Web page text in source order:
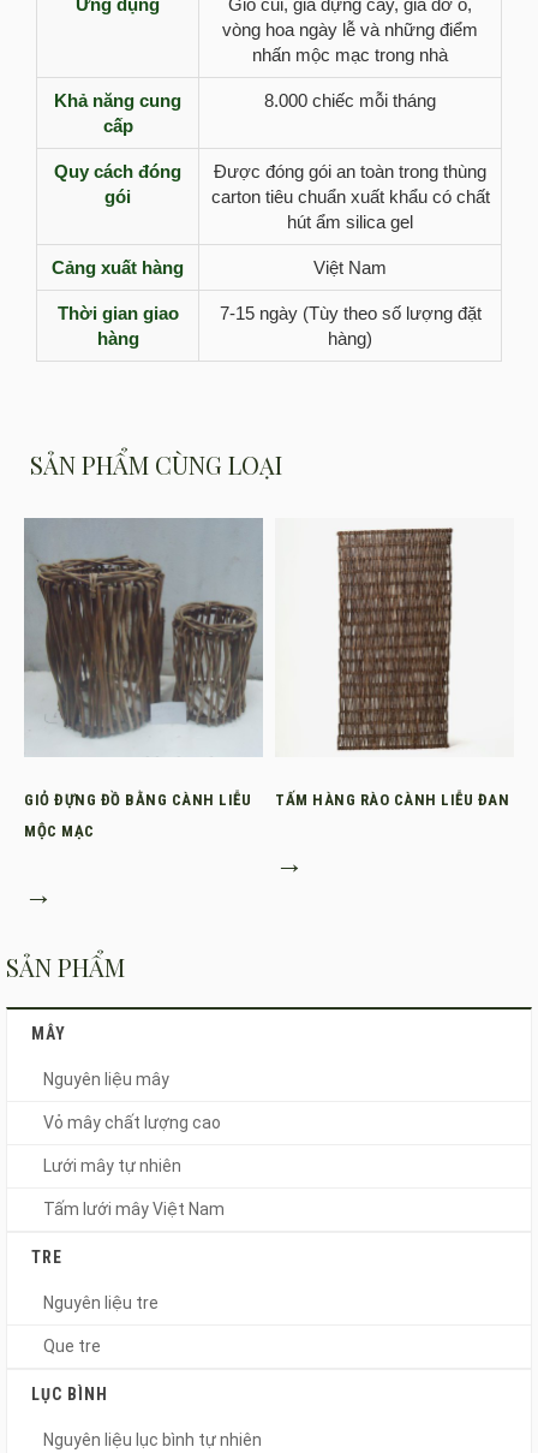
Ứng dụng
Giỏ củi, giá đựng cây, giá đỡ ô,
vòng hoa ngày lễ và những điểm
nhấn mộc mạc trong nhà
Khả năng cung
cấp
8.000 chiếc mỗi tháng
Quy cách đóng
gói
Được đóng gói an toàn trong thùng
carton tiêu chuẩn xuất khẩu có chất
hút ẩm silica gel
Cảng xuất hàng Việt Nam
Thời gian giao
hàng
7-15 ngày (Tùy theo số lượng đặt
hàng)
SẢN PHẨM CÙNG LOẠI
GIỎ ĐỰNG ĐỒ BẰNG CÀNH LIỄU
MỘC MẠC
→
TẤM HÀNG RÀO CÀNH LIỄU ĐAN
→
SẢN PHẨM
MÂY
Nguyên liệu mây
Vỏ mây chất lượng cao
Lưới mây tự nhiên
Tấm lưới mây Việt Nam
TRE
Nguyên liệu tre
Que tre
LỤC BÌNH
Nguyên liệu lục bình tự nhiên